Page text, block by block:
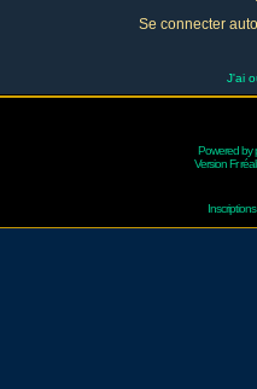
Se connecter
J'ai
Powered by
Version Fr